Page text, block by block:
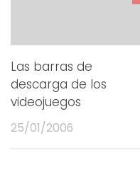
Las barras de
descarga de los
videojuegos
25/01/2006